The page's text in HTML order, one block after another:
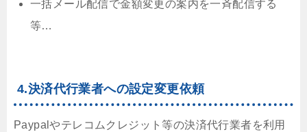
一括メール配信で金額変更の案内を一斉配信する
等…
4.決済代行業者への設定変更依頼
Paypalやテレコムクレジット等の決済代行業者を利用